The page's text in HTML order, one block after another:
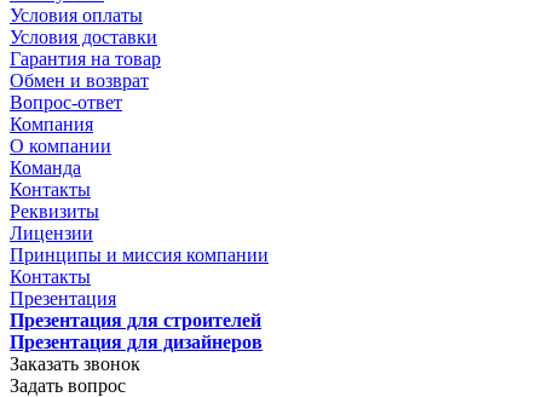
Условия оплаты
Условия доставки
Гарантия на товар
Обмен и возврат
Вопрос-ответ
Компания
О компании
Команда
Контакты
Реквизиты
Лицензии
Принципы и миссия компании
Контакты
Презентация
Презентация для строителей
Презентация для дизайнеров
Заказать звонок
Задать вопрос